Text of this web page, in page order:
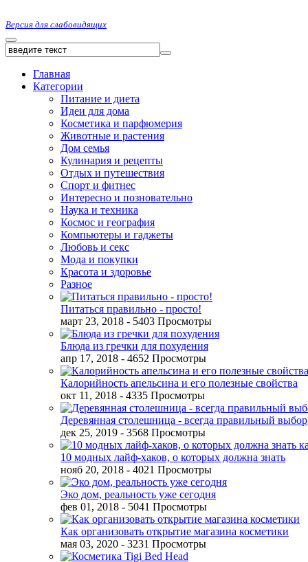
Версия для слабовидящих
Главная
Категории
Питание и диета
Идеи для дома
Косметика и парфюмерия
Животные и растения
Дом семья
Кулинария и рецепты
Отдых и путешествия
Спорт и фитнес
Интересно и позновательно
Наука и техника
Космос и география
Компьютеры и гаджеты
Любовь и секс
Мода и покупки
Красота и здоровье
Разное
Питаться правильно - просто!
март 23, 2018 - 5403 Просмотры
Блюда из гречки для похудения
апр 17, 2018 - 4652 Просмотры
Калорийность апельсина и его полезные свойства
окт 11, 2018 - 4335 Просмотры
Деревянная столешница - всегда правильный выбор
дек 25, 2019 - 3568 Просмотры
10 модных лайф-хаков, о которых должна знать
нояб 20, 2018 - 4021 Просмотры
Эко дом, реальность уже сегодня
фев 01, 2018 - 5041 Просмотры
Как организовать открытие магазина косметики
мая 03, 2020 - 3231 Просмотры